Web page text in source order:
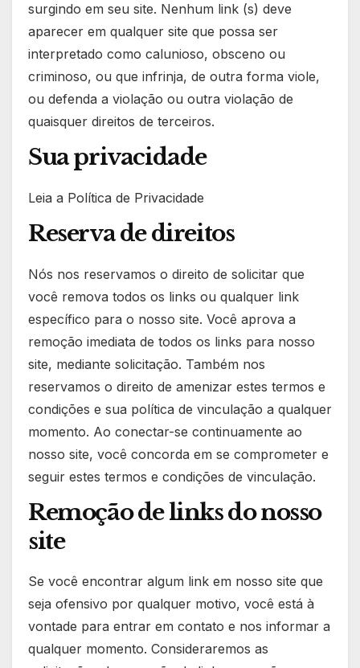
surgindo em seu site. Nenhum link (s) deve
aparecer em qualquer site que possa ser
interpretado como calunioso, obsceno ou
criminoso, ou que infrinja, de outra forma viole,
ou defenda a violação ou outra violação de
quaisquer direitos de terceiros.
Sua privacidade
Leia a Política de Privacidade
Reserva de direitos
Nós nos reservamos o direito de solicitar que
você remova todos os links ou qualquer link
específico para o nosso site. Você aprova a
remoção imediata de todos os links para nosso
site, mediante solicitação. Também nos
reservamos o direito de amenizar estes termos e
condições e sua política de vinculação a qualquer
momento. Ao conectar-se continuamente ao
nosso site, você concorda em se comprometer e
seguir estes termos e condições de vinculação.
Remoção de links do nosso
site
Se você encontrar algum link em nosso site que
seja ofensivo por qualquer motivo, você está à
vontade para entrar em contato e nos informar a
qualquer momento. Consideraremos as